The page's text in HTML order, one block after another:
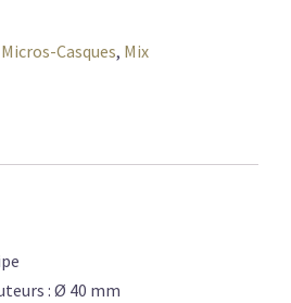
Micros-Casques, Mix
: Ø 40 mm